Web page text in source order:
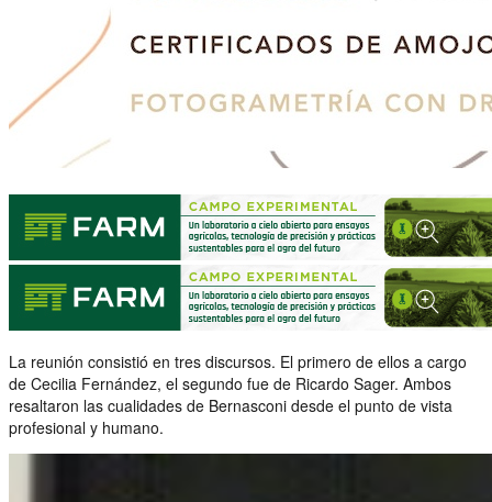
La reunión consistió en tres discursos. El primero de ellos a cargo
de Cecilia Fernández, el segundo fue de Ricardo Sager. Ambos
resaltaron las cualidades de Bernasconi desde el punto de vista
profesional y humano.